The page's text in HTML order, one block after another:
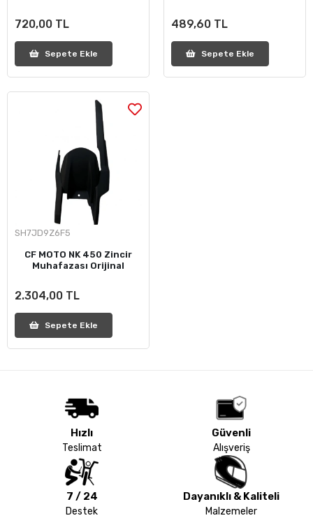
720,00 TL
Sepete Ekle
489,60 TL
Sepete Ekle
SH7JD9Z6F5
CF MOTO NK 450 Zincir
Muhafazası Orijinal
2.304,00 TL
Sepete Ekle
Hızlı
Teslimat
Güvenli
Alışveriş
7 / 24
Destek
Dayanıklı & Kaliteli
Malzemeler